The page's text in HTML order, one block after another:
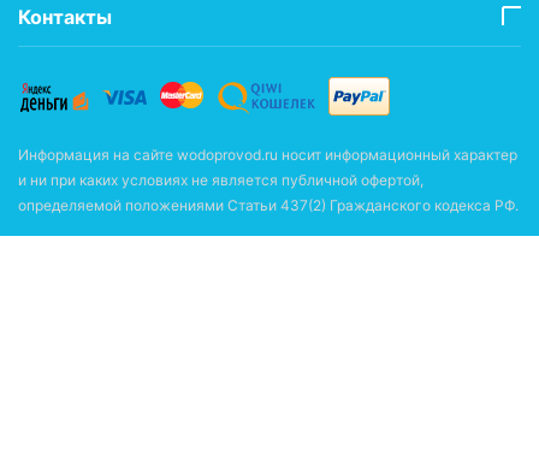
Контакты
Информация на сайте wodoprovod.ru носит информационный характер
и ни при каких условиях не является публичной офертой,
определяемой положениями Статьи 437(2) Гражданского кодекса РФ.